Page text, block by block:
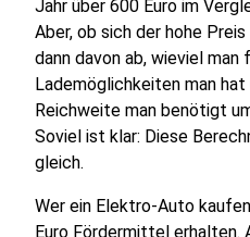
Jahr über 600 Euro im
Aber, ob sich der hohe
dann davon ab, wieviel man
Lademöglichkeiten man
Reichweite man benötigt
Soviel ist klar: Diese
gleich.
Wer ein Elektro-Auto
Euro Fördermittel erhalten.